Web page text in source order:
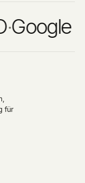
Ads
für